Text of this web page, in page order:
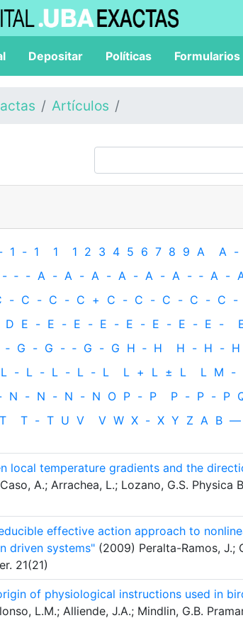
Depositar Políticas Formularios
Artículos
1 - 1 1 1 2 3 4 5 6 7 8 9 A A -
- ‐ - A - A - A - A - A - A - ‐ A -
- C - C - C + C - C - C - C - C -
D E - E - E - E - E - E - E - E -
‐ G - G - ‐ G - G H ‐ H H - H - H
L - L - L - L - L L + L ± L L M -
N - N - N - N O P - P P - P - P
T T - T U V V W X - X Y Z Α Β —
local temperature gradients and the
A.; Arrachea, L.; Lozano, G.S. Physica
effective action approach to
driven systems" (2009) Peralta-Ramos, J.;
21(21)
of physiological instructions used in
L.M.; Alliende, J.A.; Mindlin, G.B.